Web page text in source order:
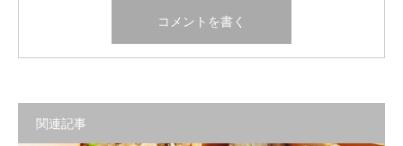
関連記事